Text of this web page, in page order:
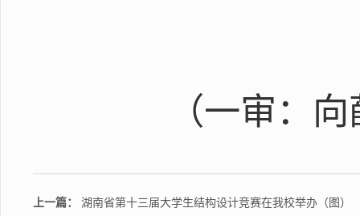
（一审：
上一篇：
湖南省第十三届大学生结构设计竞赛在我校举办（图）